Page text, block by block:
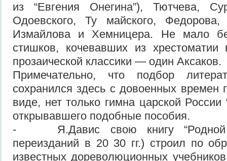
из “Евгения Онегина”), Тютчева,
Одоевского, Ту майского,
Измайлова и Хемницера. Не мало
стишков, кочевавших из
прозаической классики — один Аксаков.
Примечательно, что подбор
сохранился здесь с довоенных времен
виде, нет только гимна царской России
открывавшего подобные пособия.
- Я.Давис свою книгу “Родной
переизданий в 20 30 гг.) строил по
известных дореволюционных